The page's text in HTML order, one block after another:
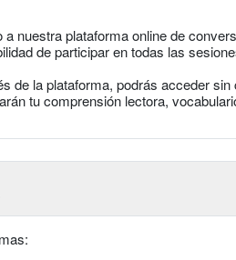
a nuestra plataforma online de
de participar en todas las
de la plataforma, podrás acceder
tu comprensión lectora,